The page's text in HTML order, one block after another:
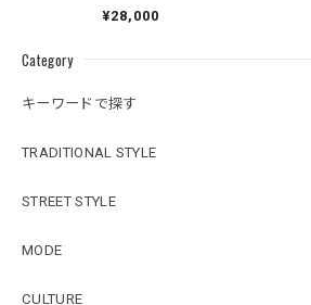
Category
キーワードで探す
TRADITIONAL STYLE
STREET STYLE
MODE
CULTURE
¥28,000